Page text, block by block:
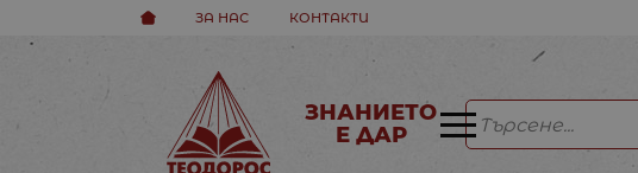
ЗА НАС КОНТАКТИ
ЗНАНИЕТО
Е ДАР